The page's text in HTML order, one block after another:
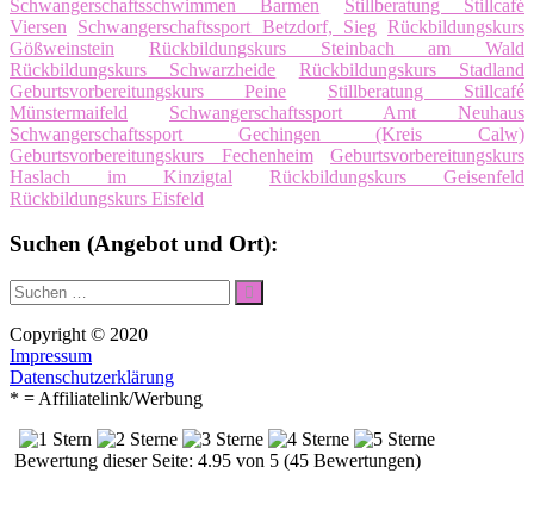
Schwangerschaftsschwimmen Barmen
Stillberatung Stillcafé
Viersen
Schwangerschaftssport Betzdorf, Sieg Rückbildungskurs
Gößweinstein
Rückbildungskurs Steinbach am Wald
Rückbildungskurs Schwarzheide
Rückbildungskurs Stadland
Geburtsvorbereitungskurs Peine
Stillberatung Stillcafé
Münstermaifeld
Schwangerschaftssport Amt Neuhaus
Schwangerschaftssport Gechingen (Kreis Calw)
Geburtsvorbereitungskurs Fechenheim
Geburtsvorbereitungskurs
Haslach im Kinzigtal
Rückbildungskurs Geisenfeld
Rückbildungskurs Eisfeld
Suchen (Angebot und Ort):
Suche
nach:
Suchen
Copyright © 2020
Impressum
Datenschutzerklärung
* = Affiliatelink/Werbung
Bewertung dieser Seite: 4.95 von 5 (45 Bewertungen)